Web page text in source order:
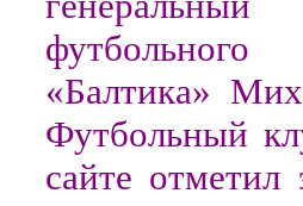
«Балтика»
Футбольный
сайте отметил